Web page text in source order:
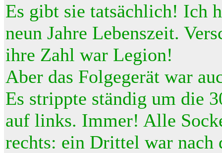
Es gibt sie tatsächlich! Ich
neun Jahre Lebenszeit.
ihre Zahl war Legion!
Aber das Folgegerät war
Es strippte ständig um die
auf links. Immer! Alle
rechts: ein Drittel war nach